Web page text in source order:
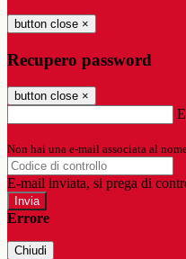
button close ×
Recupero password
button close ×
Non hai una e-mail associata al
E-mail inviata, si prega di
Errore
Chiudi